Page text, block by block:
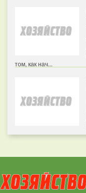
том, как нач...